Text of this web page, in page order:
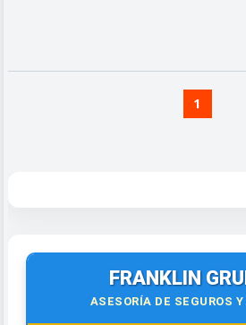
1
FRANKLIN
ASESORÍA DE SEGUROS